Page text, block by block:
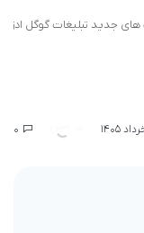
های جدید تبلیغات گوگل ادز